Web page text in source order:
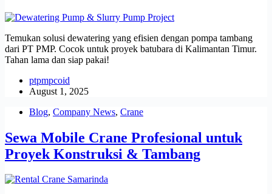
Temukan solusi dewatering yang efisien dengan pompa tambang
dari PT PMP. Cocok untuk proyek batubara di Kalimantan Timur.
Tahan lama dan siap pakai!
ptpmpcoid
August 1, 2025
Blog, Company News, Crane
Sewa Mobile Crane Profesional untuk
Proyek Konstruksi & Tambang